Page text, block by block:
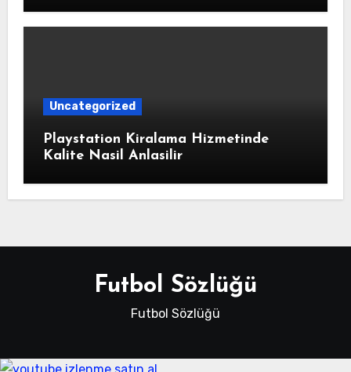
Uncategorized
Playstation Kiralama Hizmetinde
Kalite Nasil Anlasilir
Futbol Sözlüğü
Futbol Sözlüğü